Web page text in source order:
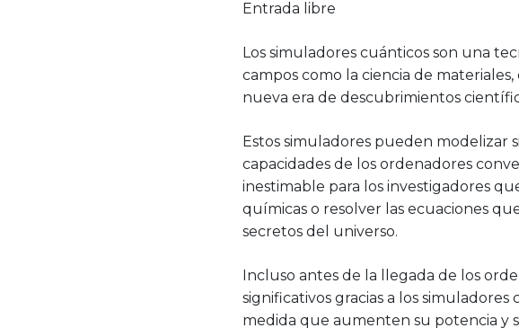
Entrada libre
Los simuladores cuánticos son una
campos como la ciencia de
nueva era de descubrimientos
Estos simuladores pueden modelizar
capacidades de los ordenadores
inestimable para los investigadores
químicas o resolver las ecuaciones
secretos del universo.
Incluso antes de la llegada de los
significativos gracias a los
medida que aumenten su potencia y